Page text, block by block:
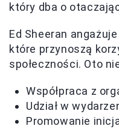
który dba o
Ed Sheeran
które przynoszą
społeczności. Oto
Współpraca z
Udział w
Promowanie